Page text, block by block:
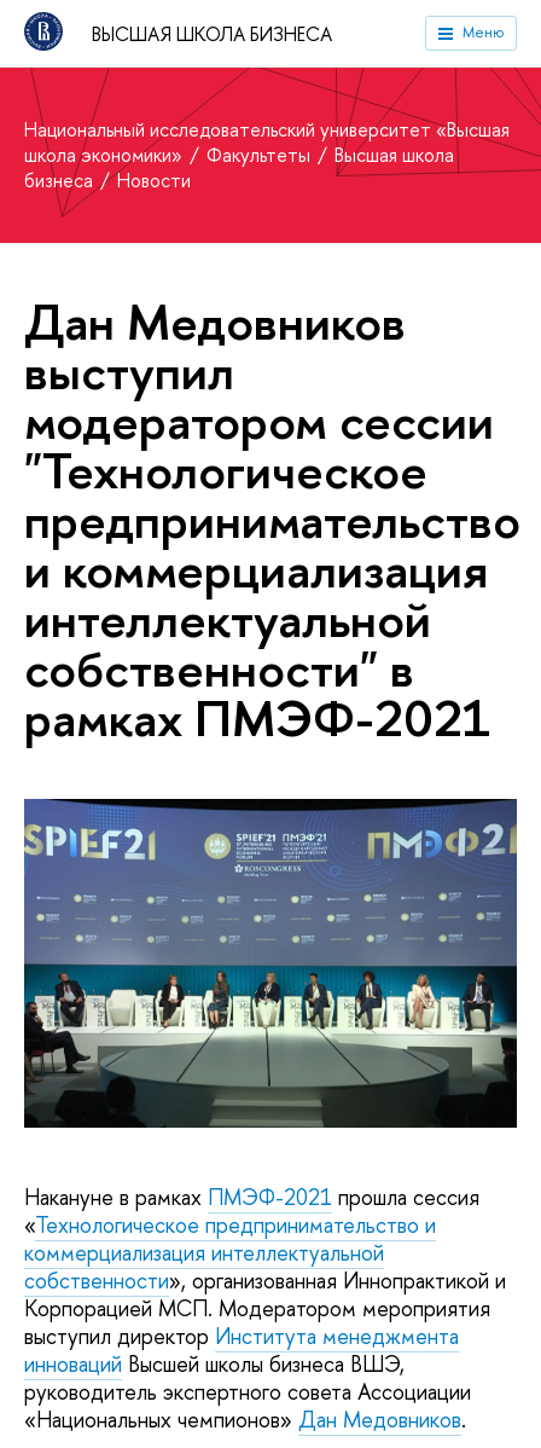
ВЫСШАЯ ШКОЛА БИЗНЕСА Меню
Национальный исследовательский университет «Высшая
школа экономики»
Факультеты
Высшая школа
бизнеса
Новости
Дан Медовников
выступил
модератором сессии
"Технологическое
предпринимательство
и коммерциализация
интеллектуальной
собственности" в
рамках ПМЭФ-2021
Накануне в рамках ПМЭФ-2021 прошла сессия
«Технологическое предпринимательство и
коммерциализация интеллектуальной
собственности», организованная Иннопрактикой и
Корпорацией МСП. Модератором мероприятия
выступил директор Института менеджмента
инноваций Высшей школы бизнеса ВШЭ,
руководитель экспертного совета Ассоциации
«Национальных чемпионов» Дан Медовников.